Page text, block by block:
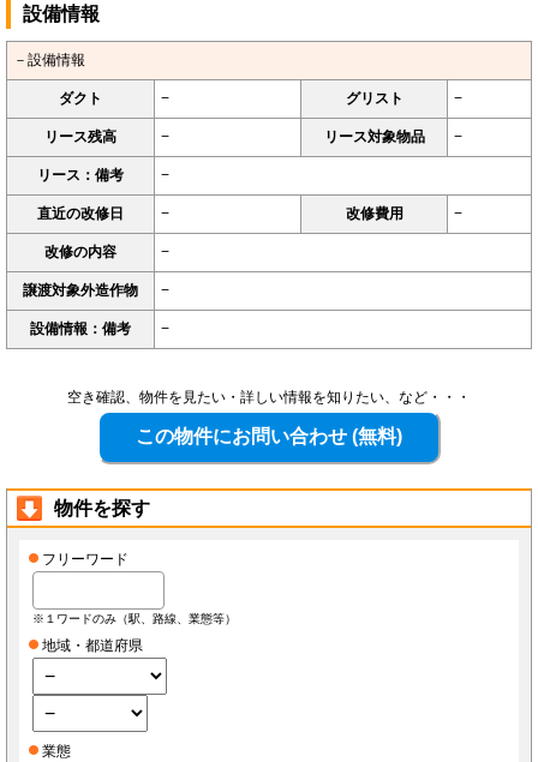
設備情報
－設備情報
ダクト − グリスト −
リース残高 − リース対象物品 −
リース：備考 −
直近の改修日 − 改修費用 −
改修の内容 −
譲渡対象外造作物 −
設備情報：備考 −
空き確認、物件を見たい・詳しい情報を知りたい、など・・・
物件を探す
フリーワード
※１ワードのみ（駅、路線、業態等）
地域・都道府県
業態